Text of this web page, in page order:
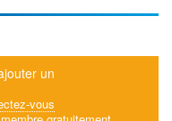
un
vous